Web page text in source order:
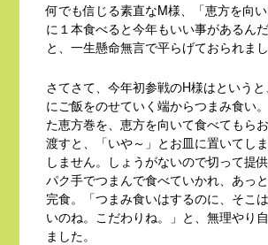
何でも信じる素直なM様、「恵方を向
に１本食べると今年もいい事があるん
と、一生懸命無言で平らげておられまし
さてさて、今年初参戦のH様はという
にご飯をのせていく端からつまみ食い
た恵方巻を、恵方を向いて食べてもら
渡すと、「いや～」とお皿に置いてし
しません。しょうがないので切って提
パク手でつまんで食べていかれ、あっ
完食。「つまみ食いはするのに、そこ
いのね。こだわりね。」と、無理やり
ました。